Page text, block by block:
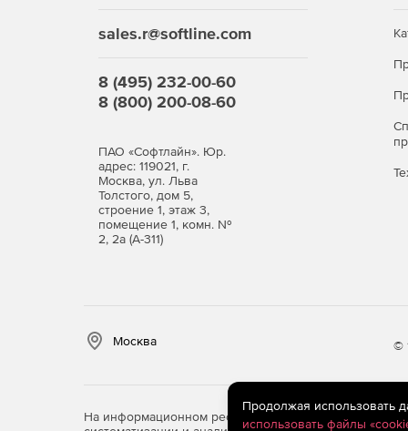
sales.r@softline.com
8 (495) 232-00-60
8 (800) 200-08-60
ПАО «Софтлайн». Юр.
адрес: 119021, г.
Москва, ул. Льва
Толстого, дом 5,
строение 1, этаж 3,
помещение 1, комн. №
2, 2а (А-311)
Москва ©
На информационном ресурсе store.softline.ru
Продолжая использовать
использовать файлы